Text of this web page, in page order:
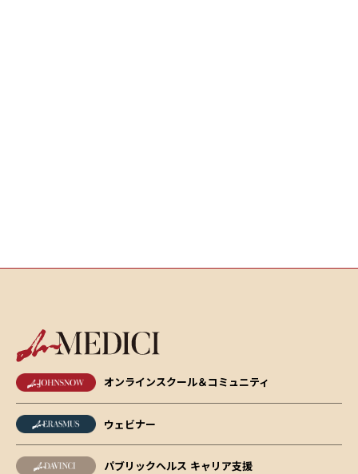
オンラインスクール＆コミュニティ
ウェビナー
パブリックヘルス キャリア支援